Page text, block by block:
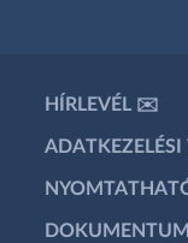
HÍRLEVÉL ✉️